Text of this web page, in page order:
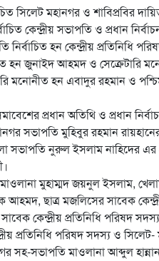
সিলেট মহানগর ও শাবিপ্রবির
কেন্দ্রীয় সভাপতি ও প্রধান
হন কেন্দ্রীয় প্রতিনিধি
হন জুনাইদ আহমদ ও সেক্রেটারি
মনোনীত হন এবাদুর রহমান ও
প্রধান অতিথি ও প্রধান
সভাপতি মুহিবুর রহমান
সভাপতি নুরুল ইসলাম নাহিদের এর
মাওলানা মুহাম্মদ জয়নুল ইসলাম,
ছাত্র মজলিসের সাবেক
কেন্দ্রীয় প্রতিনিধি পরিষদ
প্রতিনিধি পরিষদ সদস্য ও
সহ-সভাপতি মাওলানা আব্দুল